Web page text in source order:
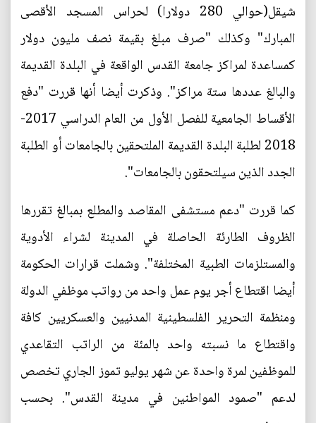
شيقل(حوالي 280 دولارا) لحراس المسجد الأقصى
المبارك" وكذلك "صرف مبلغ بقيمة نصف مليون دولار
كمساعدة لمراكز جامعة القدس الواقعة في البلدة القديمة
والبالغ عددها ستة مراكز". وذكرت أيضا أنها قررت "دفع
الأقساط الجامعية للفصل الأول من العام الدراسي 2017-
2018 لطلبة البلدة القديمة الملتحقين بالجامعات أو الطلبة
الجدد الذين سيلتحقون بالجامعات".
كما قررت "دعم مستشفى المقاصد والمطلع بمبالغ تقررها
الظروف الطارئة الحاصلة في المدينة لشراء الأدوية
والمستلزمات الطبية المختلفة". وشملت قرارات الحكومة
أيضا اقتطاع أجر يوم عمل واحد من رواتب موظفي الدولة
ومنظمة التحرير الفلسطينية المدنيين والعسكريين كافة
واقتطاع ما نسبته واحد بالمئة من الراتب التقاعدي
للموظفين لمرة واحدة عن شهر يوليو تموز الجاري تخصص
لدعم "صمود المواطنين في مدينة القدس". بحسب